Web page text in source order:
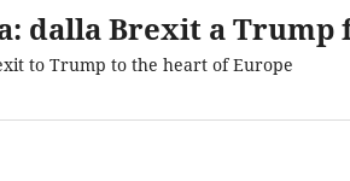
dalla Brexit a Trump
to Trump to the heart of Europe